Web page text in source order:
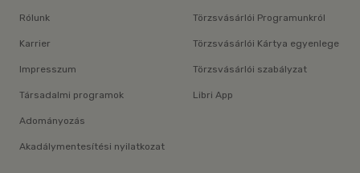
Rólunk
Karrier
Impresszum
Társadalmi programok
Adományozás
Akadálymentesítési nyilatkozat
Törzsvásárlói Programunkról
Törzsvásárlói Kártya egyenlege
Törzsvásárlói szabályzat
Libri App